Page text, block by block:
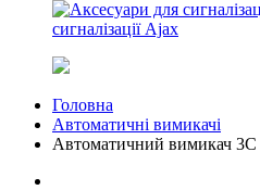
сигналізації Ajax
Головна
Автоматичні вимикачі
Автоматичний вимикач